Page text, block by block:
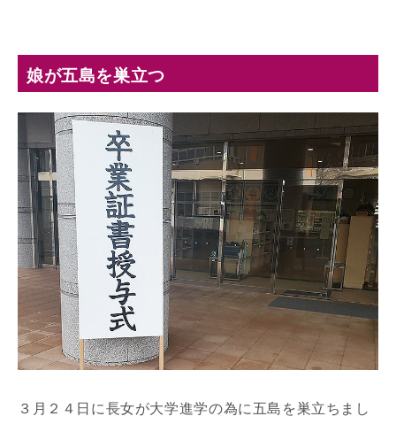
娘が五島を巣立つ
３月２４日に長女が大学進学の為に五島を巣立ちまし